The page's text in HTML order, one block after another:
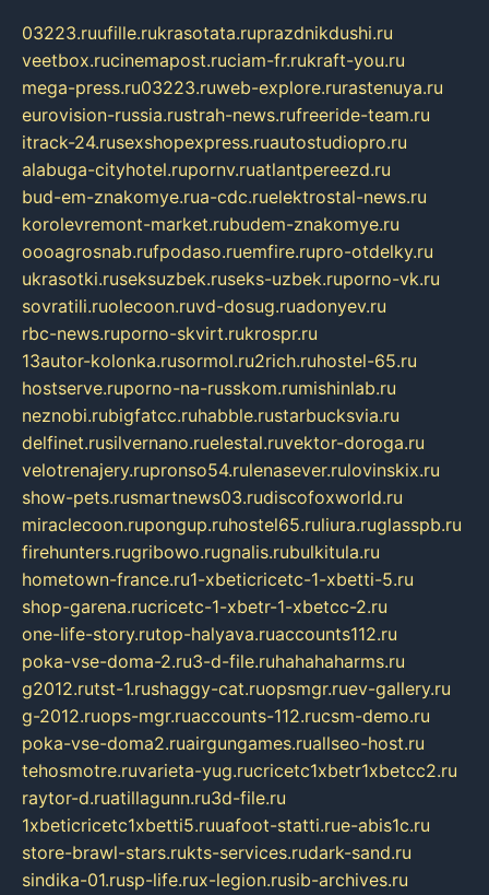
03223.ruufille.rukrasotata.ruprazdnikdushi.ru
veetbox.rucinemapost.ruciam-fr.rukraft-you.ru
mega-press.ru03223.ruweb-explore.rurastenuya.ru
eurovision-russia.rustrah-news.rufreeride-team.ru
itrack-24.rusexshopexpress.ruautostudiopro.ru
alabuga-cityhotel.rupornv.ruatlantpereezd.ru
bud-em-znakomye.rua-cdc.ruelektrostal-news.ru
korolevremont-market.rubudem-znakomye.ru
oooagrosnab.rufpodaso.ruemfire.rupro-otdelky.ru
ukrasotki.ruseksuzbek.ruseks-uzbek.ruporno-vk.ru
sovratili.ruolecoon.ruvd-dosug.ruadonyev.ru
rbc-news.ruporno-skvirt.rukrospr.ru
13autor-kolonka.rusormol.ru2rich.ruhostel-65.ru
hostserve.ruporno-na-russkom.rumishinlab.ru
neznobi.rubigfatcc.ruhabble.rustarbucksvia.ru
delfinet.rusilvernano.ruelestal.ruvektor-doroga.ru
velotrenajery.rupronso54.rulenasever.rulovinskix.ru
show-pets.rusmartnews03.rudiscofoxworld.ru
miraclecoon.rupongup.ruhostel65.ruliura.ruglasspb.ru
firehunters.rugribowo.rugnalis.rubulkitula.ru
hometown-france.ru1-xbeticricetc-1-xbetti-5.ru
shop-garena.rucricetc-1-xbetr-1-xbetcc-2.ru
one-life-story.rutop-halyava.ruaccounts112.ru
poka-vse-doma-2.ru3-d-file.ruhahahaharms.ru
g2012.rutst-1.rushaggy-cat.ruopsmgr.ruev-gallery.ru
g-2012.ruops-mgr.ruaccounts-112.rucsm-demo.ru
poka-vse-doma2.ruairgungames.ruallseo-host.ru
tehosmotre.ruvarieta-yug.rucricetc1xbetr1xbetcc2.ru
raytor-d.ruatillagunn.ru3d-file.ru
1xbeticricetc1xbetti5.ruuafoot-statti.rue-abis1c.ru
store-brawl-stars.rukts-services.rudark-sand.ru
sindika-01.rusp-life.rux-legion.rusib-archives.ru